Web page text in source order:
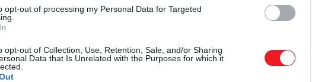
opt-out of processing my Personal Data for Targeted
opt-out of Collection, Use, Retention, Sale, and/or Sharing
Data that Is Unrelated with the Purposes for which it